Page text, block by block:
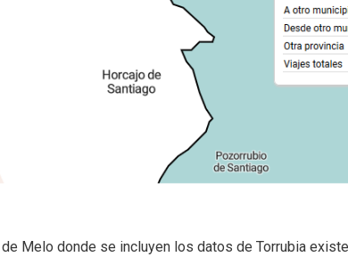
de Melo donde se incluyen los datos de Torrubia